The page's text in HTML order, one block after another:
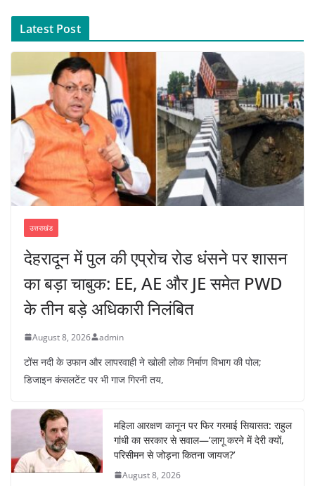
Latest Post
उत्तराखंड
देहरादून में पुल की एप्रोच रोड धंसने पर शासन
का बड़ा चाबुक: EE, AE और JE समेत PWD
के तीन बड़े अधिकारी निलंबित
August 8, 2026 admin
टोंस नदी के उफान और लापरवाही ने खोली लोक निर्माण विभाग की पोल;
डिजाइन कंसलटेंट पर भी गाज गिरनी तय,
महिला आरक्षण कानून पर फिर गरमाई सियासत: राहुल
गांधी का सरकार से सवाल—’लागू करने में देरी क्यों,
परिसीमन से जोड़ना कितना जायज?’
August 8, 2026